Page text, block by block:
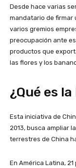
Desde hace varias
mandatario de firmar
varios gremios
preocupación ante
productos que
las flores y los
¿Qué es
Esta iniciativa de
2013, busca ampliar
terrestres de China
En América Latina,